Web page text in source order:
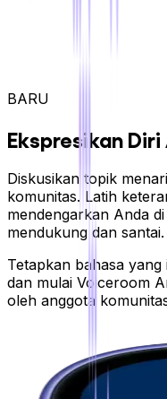
BARU
Ekspresikan
Diskusikan topik
komunitas. Latih
mendengarkan Anda
mendukung dan santai.
Tetapkan bahasa
dan mulai Voiceroom
oleh anggota